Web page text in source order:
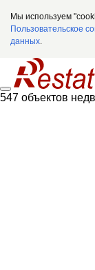
Мы используем
Пользовательское
данных.
547 объектов